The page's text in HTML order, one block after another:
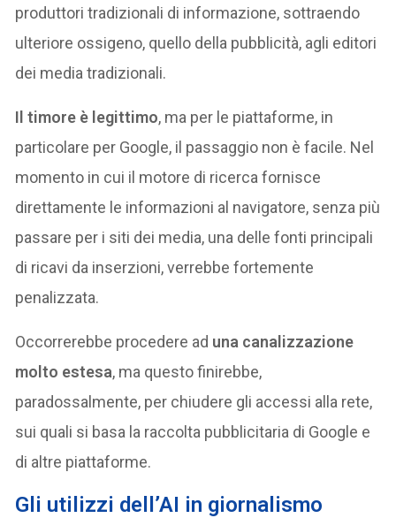
produttori tradizionali di informazione, sottraendo
ulteriore ossigeno, quello della pubblicità, agli editori
dei media tradizionali.
Il timore è legittimo, ma per le piattaforme, in
particolare per Google, il passaggio non è facile. Nel
momento in cui il motore di ricerca fornisce
direttamente le informazioni al navigatore, senza più
passare per i siti dei media, una delle fonti principali
di ricavi da inserzioni, verrebbe fortemente
penalizzata.
Occorrerebbe procedere ad una canalizzazione
molto estesa, ma questo finirebbe,
paradossalmente, per chiudere gli accessi alla rete,
sui quali si basa la raccolta pubblicitaria di Google e
di altre piattaforme.
Gli utilizzi dell’AI in giornalismo